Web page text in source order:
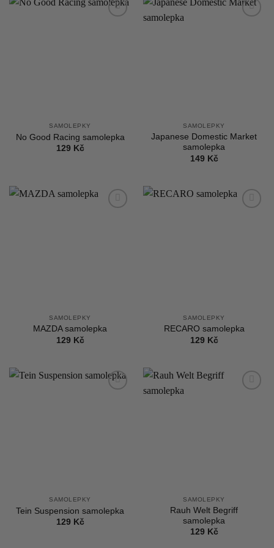
SAMOLEPKY
No Good Racing samolepka
129 Kč
SAMOLEPKY
Japanese Domestic Market
samolepka
149 Kč
SAMOLEPKY
MAZDA samolepka
129 Kč
SAMOLEPKY
RECARO samolepka
129 Kč
SAMOLEPKY
Tein Suspension samolepka
129 Kč
SAMOLEPKY
Rauh Welt Begriff
samolepka
129 Kč